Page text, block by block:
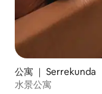
公寓 ｜ Serrekunda
水景公寓